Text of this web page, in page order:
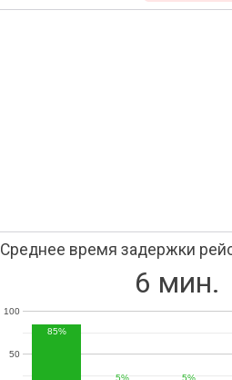
Среднее время задержки
6 мин.
50
100
85%
5%
5% 5%
5%